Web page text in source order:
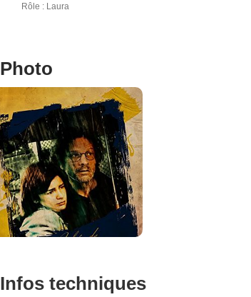
Rôle : Laura
Photo
Infos techniques